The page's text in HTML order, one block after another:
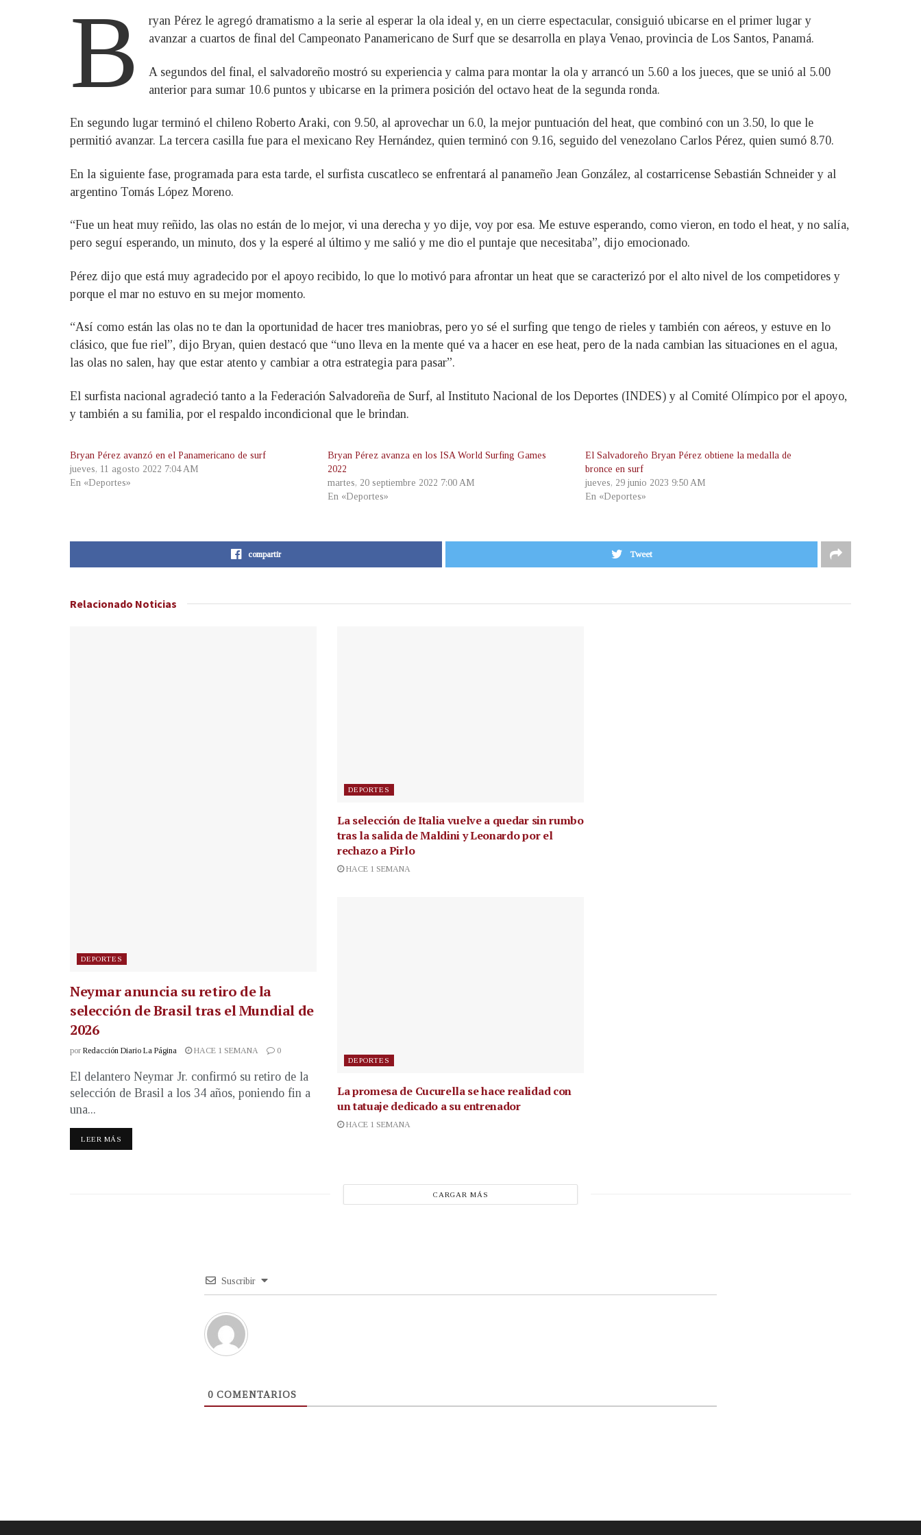
B
ryan Pérez le agregó dramatismo a la serie al esperar la ola ideal y, en un cierre espectacular, consiguió ubicarse en el primer lugar y
avanzar a cuartos de final del Campeonato Panamericano de Surf que se desarrolla en playa Venao, provincia de Los Santos, Panamá.
A segundos del final, el salvadoreño mostró su experiencia y calma para montar la ola y arrancó un 5.60 a los jueces, que se unió al 5.00
anterior para sumar 10.6 puntos y ubicarse en la primera posición del octavo heat de la segunda ronda.
En segundo lugar terminó el chileno Roberto Araki, con 9.50, al aprovechar un 6.0, la mejor puntuación del heat, que combinó con un 3.50, lo que le
permitió avanzar. La tercera casilla fue para el mexicano Rey Hernández, quien terminó con 9.16, seguido del venezolano Carlos Pérez, quien sumó 8.70.
En la siguiente fase, programada para esta tarde, el surfista cuscatleco se enfrentará al panameño Jean González, al costarricense Sebastián Schneider y al
argentino Tomás López Moreno.
“Fue un heat muy reñido, las olas no están de lo mejor, vi una derecha y yo dije, voy por esa. Me estuve esperando, como vieron, en todo el heat, y no salía,
pero seguí esperando, un minuto, dos y la esperé al último y me salió y me dio el puntaje que necesitaba”, dijo emocionado.
Pérez dijo que está muy agradecido por el apoyo recibido, lo que lo motivó para afrontar un heat que se caracterizó por el alto nivel de los competidores y
porque el mar no estuvo en su mejor momento.
“Así como están las olas no te dan la oportunidad de hacer tres maniobras, pero yo sé el surfing que tengo de rieles y también con aéreos, y estuve en lo
clásico, que fue riel”, dijo Bryan, quien destacó que “uno lleva en la mente qué va a hacer en ese heat, pero de la nada cambian las situaciones en el agua,
las olas no salen, hay que estar atento y cambiar a otra estrategia para pasar”.
El surfista nacional agradeció tanto a la Federación Salvadoreña de Surf, al Instituto Nacional de los Deportes (INDES) y al Comité Olímpico por el apoyo,
y también a su familia, por el respaldo incondicional que le brindan.
Bryan Pérez avanzó en el Panamericano de surf
jueves, 11 agosto 2022 7:04 AM
En «Deportes»
Bryan Pérez avanza en los ISA World Surfing Games
2022
martes, 20 septiembre 2022 7:00 AM
En «Deportes»
El Salvadoreño Bryan Pérez obtiene la medalla de
bronce en surf
jueves, 29 junio 2023 9:50 AM
En «Deportes»
compartir Tweet
Relacionado Noticias
DEPORTES
Neymar anuncia su retiro de la
selección de Brasil tras el Mundial de
2026
por Redacción Diario La Página HACE 1 SEMANA 0
El delantero Neymar Jr. confirmó su retiro de la
selección de Brasil a los 34 años, poniendo fin a
una...
LEER MÁS
DEPORTES
La selección de Italia vuelve a quedar sin rumbo
tras la salida de Maldini y Leonardo por el
rechazo a Pirlo
HACE 1 SEMANA
DEPORTES
La promesa de Cucurella se hace realidad con
un tatuaje dedicado a su entrenador
HACE 1 SEMANA
CARGAR MÁS
Suscribir
0 COMENTARIOS